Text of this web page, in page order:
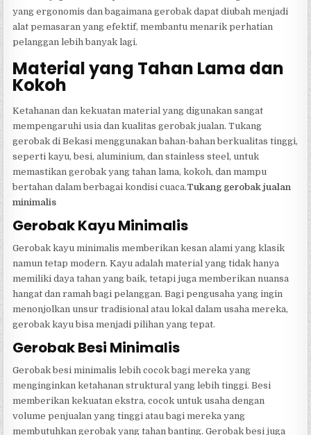
yang ergonomis dan bagaimana gerobak dapat diubah menjadi
alat pemasaran yang efektif, membantu menarik perhatian
pelanggan lebih banyak lagi.
Material yang Tahan Lama dan
Kokoh
Ketahanan dan kekuatan material yang digunakan sangat
mempengaruhi usia dan kualitas gerobak jualan. Tukang
gerobak di Bekasi menggunakan bahan-bahan berkualitas tinggi,
seperti kayu, besi, aluminium, dan stainless steel, untuk
memastikan gerobak yang tahan lama, kokoh, dan mampu
bertahan dalam berbagai kondisi cuaca.Tukang gerobak jualan
minimalis
Gerobak Kayu Minimalis
Gerobak kayu minimalis memberikan kesan alami yang klasik
namun tetap modern. Kayu adalah material yang tidak hanya
memiliki daya tahan yang baik, tetapi juga memberikan nuansa
hangat dan ramah bagi pelanggan. Bagi pengusaha yang ingin
menonjolkan unsur tradisional atau lokal dalam usaha mereka,
gerobak kayu bisa menjadi pilihan yang tepat.
Gerobak Besi Minimalis
Gerobak besi minimalis lebih cocok bagi mereka yang
menginginkan ketahanan struktural yang lebih tinggi. Besi
memberikan kekuatan ekstra, cocok untuk usaha dengan
volume penjualan yang tinggi atau bagi mereka yang
membutuhkan gerobak yang tahan banting. Gerobak besi juga